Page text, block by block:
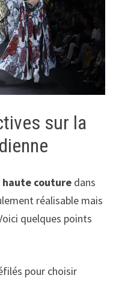
sur la
haute couturedans
réalisable mais
quelques points
pour choisir